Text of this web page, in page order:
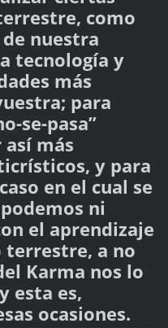
como
nuestra
tecnología y
más
para
se-pasa”
más
y para
en el cual se
ni
el aprendizaje
a no
Karma nos lo
esta es,
ocasiones.